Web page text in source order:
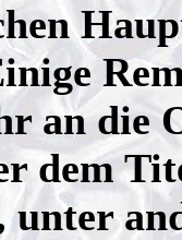
an die
dem
unter